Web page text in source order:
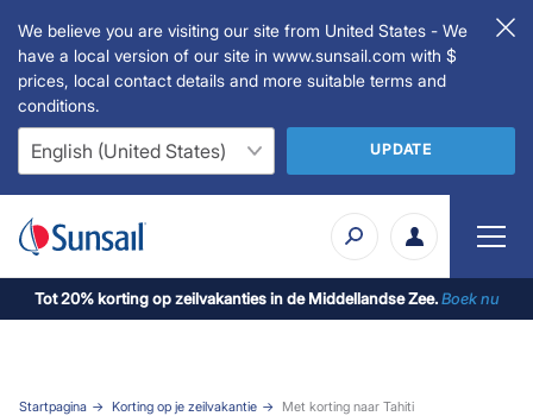
We believe you are visiting our site from United States - We
have a local version of our site in www.sunsail.com with $
prices, local contact details and more suitable terms and
conditions.
UPDATE
Tot 20% korting op zeilvakanties in de Middellandse Zee.Boek nu
Startpagina Korting op je zeilvakantie Met korting naar Tahiti